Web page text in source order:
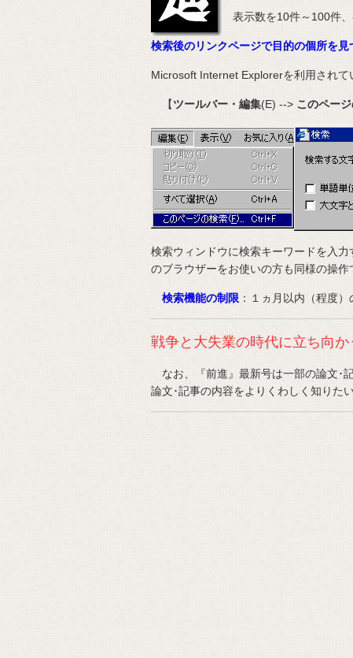
表示数を10件～100件、
検索後のリンクページで目的の個所を見
Microsoft Internet Explorerを利用されて
【ツールバー・編集(E) --> このペー
検索ウィンドウに検索キーワードを入
のブラウザーをお使いの方も同様の操作
検索機能の制限 ：１ヵ月以内（程度
戦争と大失業の時代に立ち向
なお、『前進』最新号は一部の論文･
論文･記事の内容をよりくわしく知りた